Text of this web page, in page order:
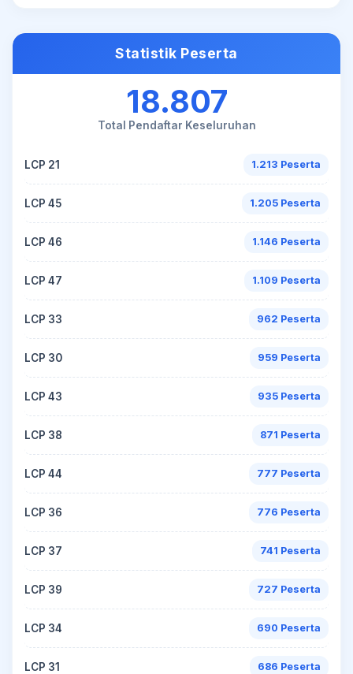
Statistik Peserta
18.807
Total Pendaftar Keseluruhan
LCP 21 1.213 Peserta
LCP 45 1.205 Peserta
LCP 46 1.146 Peserta
LCP 47 1.109 Peserta
LCP 33 962 Peserta
LCP 30 959 Peserta
LCP 43 935 Peserta
LCP 38 871 Peserta
LCP 44 777 Peserta
LCP 36 776 Peserta
LCP 37 741 Peserta
LCP 39 727 Peserta
LCP 34 690 Peserta
LCP 31 686 Peserta